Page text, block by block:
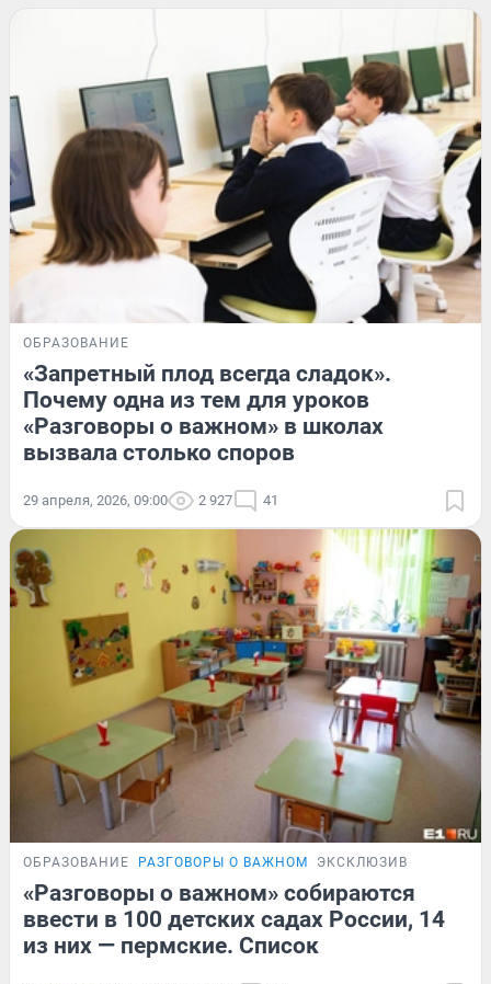
ОБРАЗОВАНИЕ
«Запретный плод всегда сладок».
Почему одна из тем для уроков
«Разговоры о важном» в школах
вызвала столько споров
29 апреля, 2026, 09:00 2 927 41
ОБРАЗОВАНИЕ РАЗГОВОРЫ О ВАЖНОМ ЭКСКЛЮЗИВ
«Разговоры о важном» собираются
ввести в 100 детских садах России, 14
из них — пермские. Список